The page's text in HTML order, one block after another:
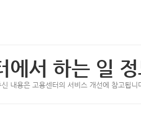
에서 하는 일
내용은 고용센터의 서비스 개선에 참고됩니